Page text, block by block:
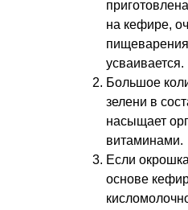
на кефире,
усваивается.
Большое
зелени в
насыщает
витаминами.
Если
основе